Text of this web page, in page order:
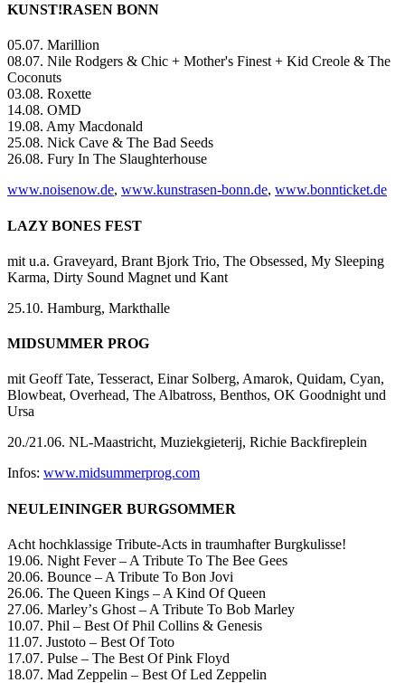
KUNST!RASEN BONN
05.07. Marillion
08.07. Nile Rodgers & Chic + Mother's Finest + Kid Creole & The
Coconuts
03.08. Roxette
14.08. OMD
19.08. Amy Macdonald
25.08. Nick Cave & The Bad Seeds
26.08. Fury In The Slaughterhouse
www.noisenow.de, www.kunstrasen-bonn.de, www.bonnticket.de
LAZY BONES FEST
mit u.a. Graveyard, Brant Bjork Trio, The Obsessed, My Sleeping
Karma, Dirty Sound Magnet und Kant
25.10. Hamburg, Markthalle
MIDSUMMER PROG
mit Geoff Tate, Tesseract, Einar Solberg, Amarok, Quidam, Cyan,
Blowbeat, Overhead, The Albatross, Benthos, OK Goodnight und
Ursa
20./21.06. NL-Maastricht, Muziekgieterij, Richie Backfireplein
Infos: www.midsummerprog.com
NEULEININGER BURGSOMMER
Acht hochklassige Tribute-Acts in traumhafter Burgkulisse!
19.06. Night Fever – A Tribute To The Bee Gees
20.06. Bounce – A Tribute To Bon Jovi
26.06. The Queen Kings – A Kind Of Queen
27.06. Marleyʼs Ghost – A Tribute To Bob Marley
10.07. Phil – Best Of Phil Collins & Genesis
11.07. Justoto – Best Of Toto
17.07. Pulse – The Best Of Pink Floyd
18.07. Mad Zeppelin – Best Of Led Zeppelin